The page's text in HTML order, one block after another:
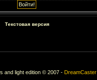
Текстовая версия
and light edition © 2007 - DreamCaster